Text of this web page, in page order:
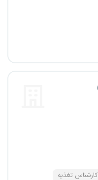
کارشناس تغذیه